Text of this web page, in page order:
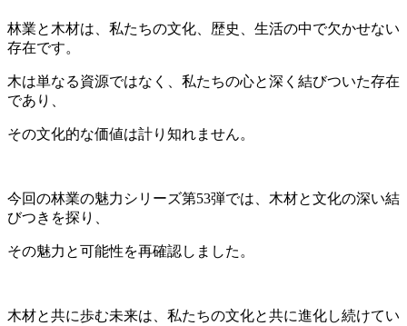
林業と木材は、私たちの文化、歴史、生活の中で欠かせない
存在です。
木は単なる資源ではなく、私たちの心と深く結びついた存在
であり、
その文化的な価値は計り知れません。
今回の林業の魅力シリーズ第53弾では、木材と文化の深い結
びつきを探り、
その魅力と可能性を再確認しました。
木材と共に歩む未来は、私たちの文化と共に進化し続けてい